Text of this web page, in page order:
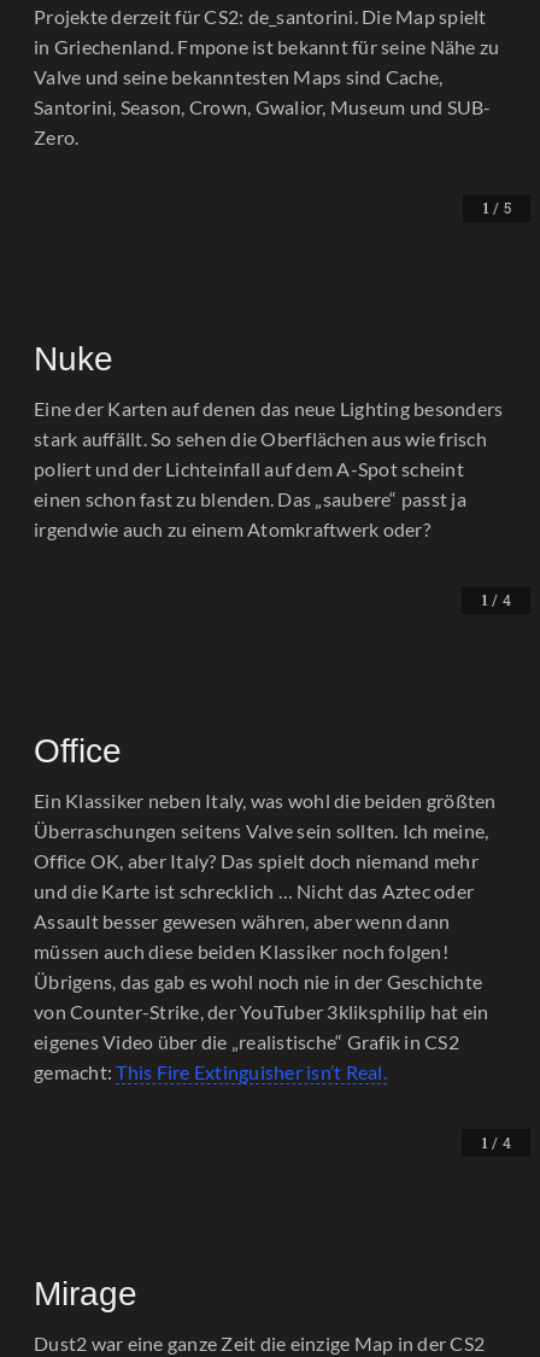
Projekte derzeit für CS2: de_santorini. Die Map spielt
in Griechenland. Fmpone ist bekannt für seine Nähe zu
Valve und seine bekanntesten Maps sind Cache,
Santorini, Season, Crown, Gwalior, Museum und SUB-
Zero.
1 / 5
Nuke
Eine der Karten auf denen das neue Lighting besonders
stark auffällt. So sehen die Oberflächen aus wie frisch
poliert und der Lichteinfall auf dem A-Spot scheint
einen schon fast zu blenden. Das „saubere“ passt ja
irgendwie auch zu einem Atomkraftwerk oder?
1 / 4
Office
Ein Klassiker neben Italy, was wohl die beiden größten
Überraschungen seitens Valve sein sollten. Ich meine,
Office OK, aber Italy? Das spielt doch niemand mehr
und die Karte ist schrecklich … Nicht das Aztec oder
Assault besser gewesen währen, aber wenn dann
müssen auch diese beiden Klassiker noch folgen!
Übrigens, das gab es wohl noch nie in der Geschichte
von Counter-Strike, der YouTuber 3kliksphilip hat ein
eigenes Video über die „realistische“ Grafik in CS2
gemacht:This Fire Extinguisher isn’t Real.
1 / 4
Mirage
Dust2 war eine ganze Zeit die einzige Map in der CS2